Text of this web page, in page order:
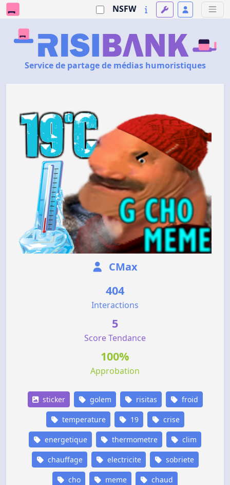
NSFW
Service de partage de médias humoristiques
CMax
404
Interactions
5
Score Tendance
100%
Approbation
sticker golem risitas froid
temperature 19 crise
energetique thermometre clim
chauffage electricite sobriete
cho meme chaud